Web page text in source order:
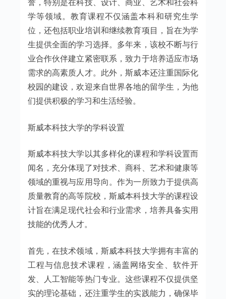
誉，特别是在科技、设计、商业、艺术和社会科
学等领域。教育课程不仅涵盖本科和研究生学
位，还包括职业培训和继续教育项目，旨在为学
生提供全面的学习选择。多年来，该校不断与行
业合作伙伴建立紧密联系，致力于培养适应市场
需求的高素质人才。此外，斯威本还注重国际化
校园的建设，欢迎来自世界各地的留学生，为他
们提供积极的学习和生活经验。
斯威本科技大学的学科设置
斯威本科技大学以其多样化的课程和学科设置而
闻名，充分体现了对技术、商科、艺术和健康等
领域的重视与应用导向。作为一所致力于提供高
质量教育的高等院校，斯威本科技大学的课程设
计旨在满足现代社会和行业需求，培养具备实用
技能的优秀人才。
首先，在技术领域，斯威本科技大学拥有丰富的
工程与信息技术课程，涵盖网络安全、软件开
发、人工智能等热门专业。这些课程不仅提供坚
实的理论基础，还注重学生的实践能力，确保毕